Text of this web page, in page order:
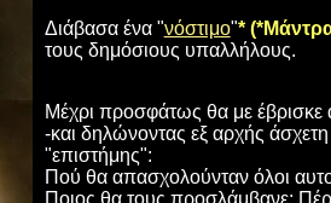
Διάβασα ένα "νόστιμο"*
τους δημόσιους υπαλλήλους.
Μέχρι προσφάτως θα με
-και δηλώνοντας εξ αρχής άσχετη
"επιστήμης":
Πού θα απασχολούνταν όλοι